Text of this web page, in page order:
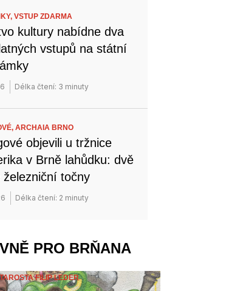
VSTUP ZDARMA
kultury nabídne dva
vstupů na státní
Délka čtení: 3 minuty
ARCHAIA BRNO
objevili u tržnice
v Brně lahůdku: dvě
železniční točny
Délka čtení: 2 minuty
PRO BRŇANA
FILIP LEDER